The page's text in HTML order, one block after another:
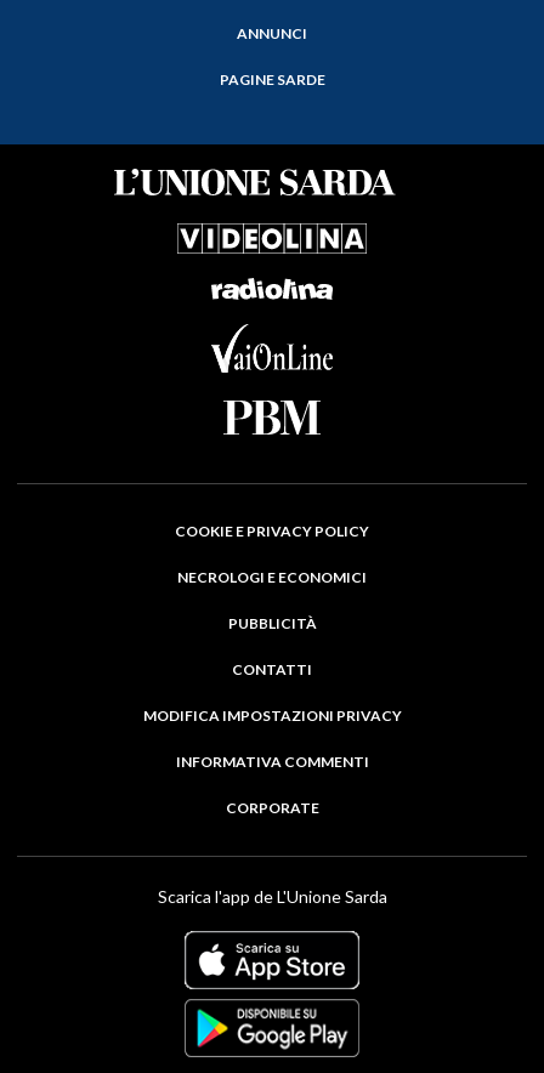
ANNUNCI
PAGINE SARDE
COOKIE E PRIVACY POLICY
NECROLOGI E ECONOMICI
PUBBLICITÀ
CONTATTI
MODIFICA IMPOSTAZIONI PRIVACY
INFORMATIVA COMMENTI
CORPORATE
Scarica l'app de L'Unione Sarda